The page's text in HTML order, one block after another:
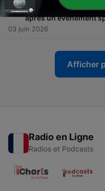
36 - Ch@t_VDB #37 :
après un évènement
03 juin 2026
Afficher
Radio en Ligne
Radios et Podcasts